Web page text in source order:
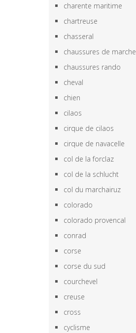
charente maritime
chartreuse
chasseral
chaussures de marche
chaussures rando
cheval
chien
cilaos
cirque de cilaos
cirque de navacelle
col de la forclaz
col de la schlucht
col du marchairuz
colorado
colorado provencal
conrad
corse
corse du sud
courchevel
creuse
cross
cyclisme